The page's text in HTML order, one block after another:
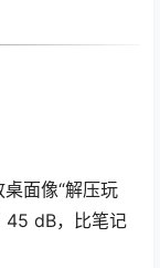
面像“解压玩
45 dB，比笔记